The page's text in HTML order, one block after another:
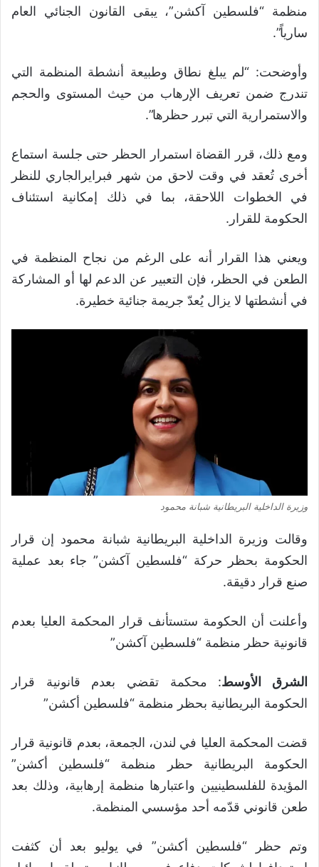
منظمة “فلسطين آكشن”، يبقى القانون الجنائي العام
سارياً”.
وأوضحت: “لم يبلغ نطاق وطبيعة أنشطة المنظمة التي
تندرج ضمن تعريف الإرهاب من حيث المستوى والحجم
والاستمرارية التي تبرر حظرها”.
ومع ذلك، قرر القضاة استمرار الحظر حتى جلسة استماع
أخرى تُعقد في وقت لاحق من شهر فبرايرالجاري للنظر
في الخطوات اللاحقة، بما في ذلك إمكانية استئناف
الحكومة للقرار.
ويعني هذا القرار أنه على الرغم من نجاح المنظمة في
الطعن في الحظر، فإن التعبير عن الدعم لها أو المشاركة
في أنشطتها لا يزال يُعدّ جريمة جنائية خطيرة.
وزيرة الداخلية البريطانية شبانة محمود
وقالت وزيرة الداخلية البريطانية شبانة محمود إن قرار
الحكومة بحظر حركة “فلسطين آكشن” جاء بعد عملية
صنع قرار دقيقة.
وأعلنت أن الحكومة ستستأنف قرار المحكمة العليا بعدم
قانونية حظر منظمة “فلسطين آكشن”
الشرق الأوسط: محكمة تقضي بعدم قانونية قرار
الحكومة البريطانية بحظر منظمة “فلسطين أكشن”
قضت المحكمة العليا في لندن، الجمعة، بعدم قانونية قرار
الحكومة البريطانية حظر منظمة “فلسطين أكشن”
المؤيدة للفلسطينيين واعتبارها منظمة إرهابية، وذلك بعد
طعن قانوني قدّمه أحد مؤسسي المنظمة.
وتم حظر “فلسطين أكشن” في يوليو بعد أن كثفت